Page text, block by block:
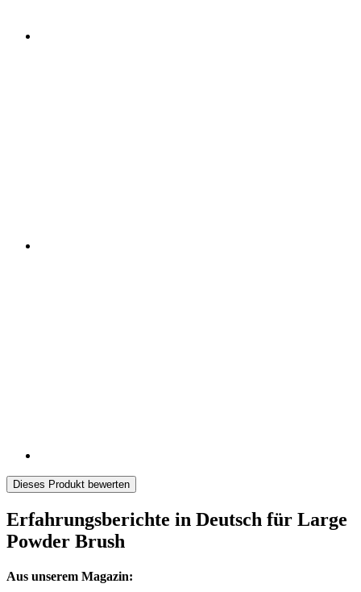
Dieses Produkt bewerten
Erfahrungsberichte in Deutsch für Large
Powder Brush
Aus unserem Magazin: